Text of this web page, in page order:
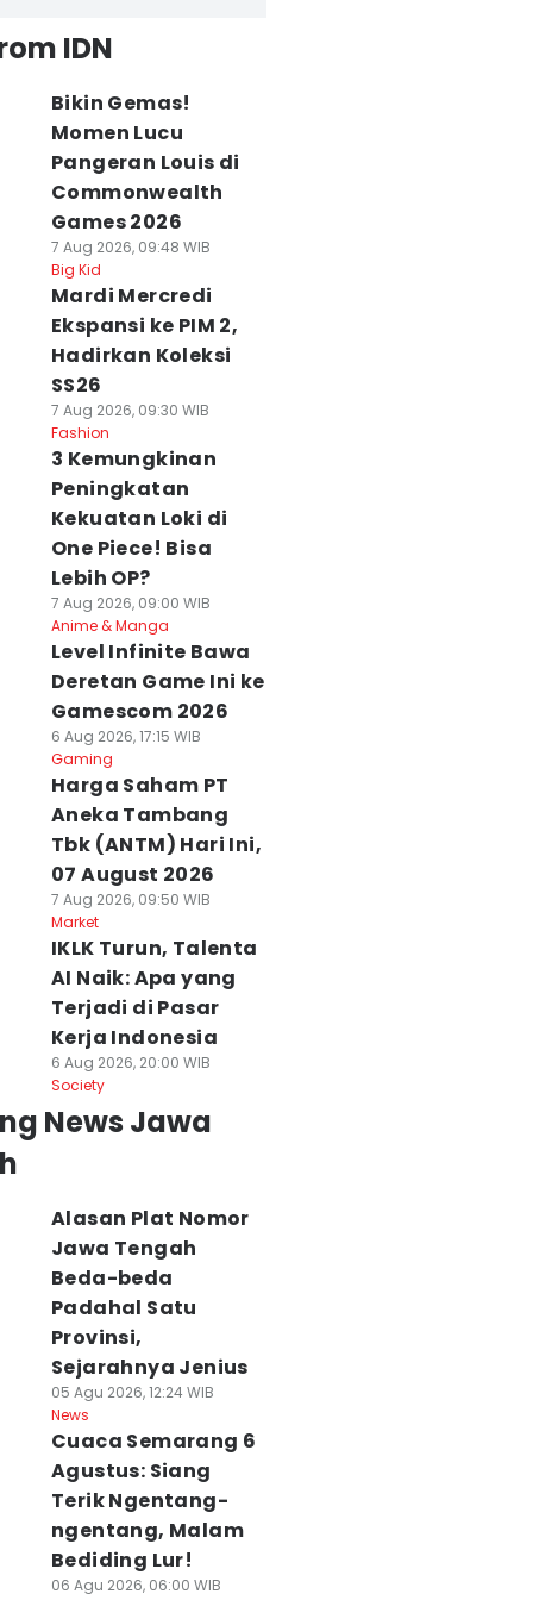
IDN
Bikin Gemas!
Momen Lucu
Pangeran Louis di
Commonwealth
Games 2026
7 Aug 2026, 09:48 WIB
Big Kid
Mardi Mercredi
Ekspansi ke PIM 2,
Hadirkan Koleksi
SS26
7 Aug 2026, 09:30 WIB
Fashion
3 Kemungkinan
Peningkatan
Kekuatan Loki di
One Piece! Bisa
Lebih OP?
7 Aug 2026, 09:00 WIB
Anime & Manga
Level Infinite Bawa
Deretan Game Ini ke
Gamescom 2026
6 Aug 2026, 17:15 WIB
Gaming
Harga Saham PT
Aneka Tambang
Tbk (ANTM) Hari Ini,
07 August 2026
7 Aug 2026, 09:50 WIB
Market
IKLK Turun, Talenta
AI Naik: Apa yang
Terjadi di Pasar
Kerja Indonesia
6 Aug 2026, 20:00 WIB
Society
News Jawa
Alasan Plat Nomor
Jawa Tengah
Beda-beda
Padahal Satu
Provinsi,
Sejarahnya Jenius
05 Agu 2026, 12:24 WIB
News
Cuaca Semarang 6
Agustus: Siang
Terik Ngentang-
ngentang, Malam
Bediding Lur!
06 Agu 2026, 06:00 WIB